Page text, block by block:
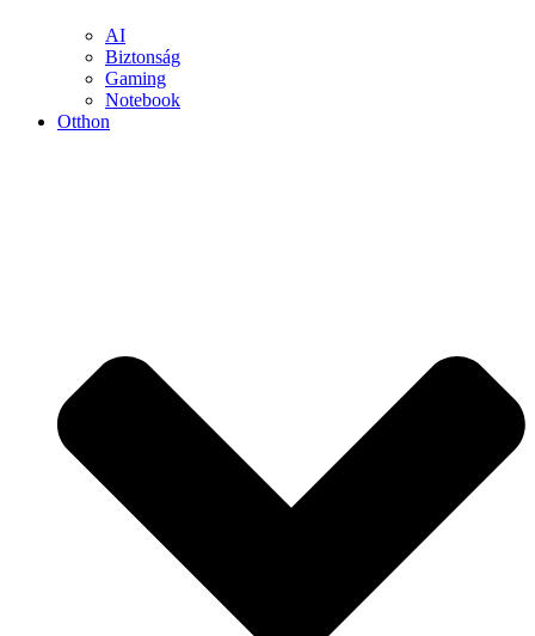
AI
Biztonság
Gaming
Notebook
Otthon